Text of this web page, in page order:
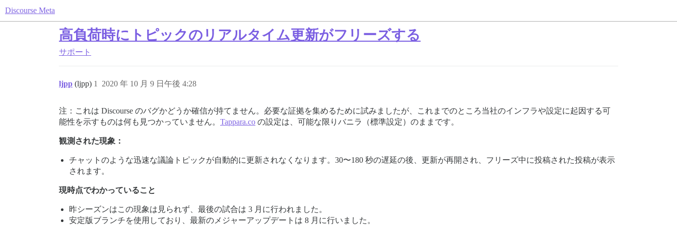
Discourse Meta
高負荷時にトピックのリアルタイム更新がフリーズする
サポート
ljpp (ljpp) 2020 年 10 月 9 日午後 4:28
1
注：これは Discourse のバグかどうか確信が持てません。必要な証拠を集めるために試みましたが、これまでのところ当社のインフラや設定に起因する可
能性を示すものは何も見つかっていません。 Tappara.co の設定は、可能な限りバニラ（標準設定）のままです。
観測された現象：
チャットのような迅速な議論トピックが自動的に更新されなくなります。30〜180 秒の遅延の後、更新が再開され、フリーズ中に投稿された投稿が表示
されます。
現時点でわかっていること
昨シーズンはこの現象は見られず、最後の試合は 3 月に行われました。
安定版ブランチを使用しており、最新のメジャーアップデートは 8 月に行いました。